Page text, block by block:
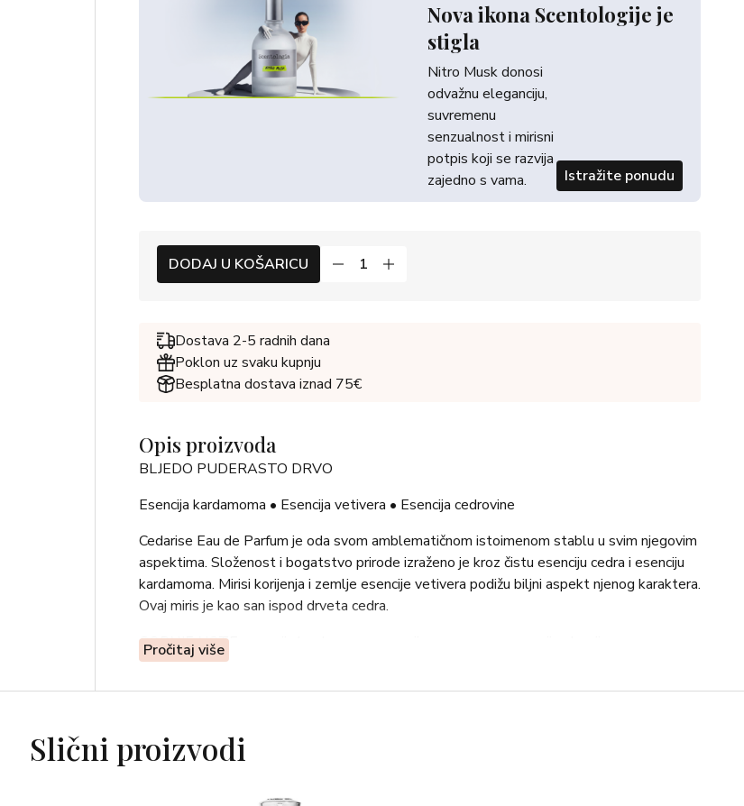
Nova ikona Scentologije je
stigla
Nitro Musk donosi
odvažnu eleganciju,
suvremenu
senzualnost i mirisni
potpis koji se razvija
zajedno s vama.
Istražite ponudu
DODAJ U KOŠARICU
Dostava 2-5 radnih dana
Poklon uz svaku kupnju
Besplatna dostava iznad 75€
Opis proizvoda
BLJEDO PUDERASTO DRVO
Esencija kardamoma • Esencija vetivera • Esencija cedrovine
Cedarise Eau de Parfum je oda svom amblematičnom istoimenom stablu u svim njegovim
aspektima. Složenost i bogatstvo prirode izraženo je kroz čistu esenciju cedra i esenciju
kardamoma. Mirisi korijenja i zemlje esencije vetivera podižu biljni aspekt njenog karaktera.
Ovaj miris je kao san ispod drveta cedra.
GORNJE NOTE: esencija kardamoma, esencija crnog papra, esencija elemija
Cedarise je čist miris bez alkohola. Njegova formula nudi savršenu alkemiju između
molekule nove generacije, proizvedene od organske, etičke i odgovorne šećerne trske,
Pročitaj više
Slični proizvodi